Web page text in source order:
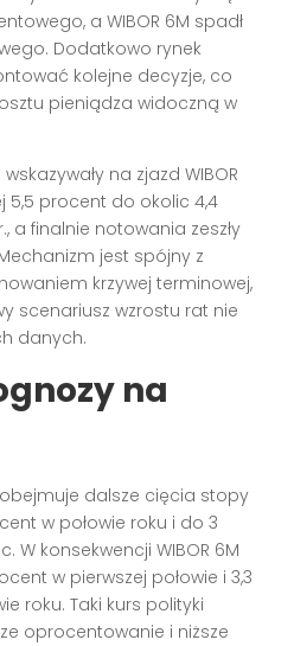
a WIBOR 6M spadł
Dodatkowo rynek
kolejne decyzje, co
pieniądza widoczną w
na zjazd WIBOR
5,5 procent do okolic 4,4
a finalnie notowania zeszły
jest spójny z
krzywej terminowej,
scenariusz wzrostu rat nie
danych.
na
dalsze cięcia stopy
w połowie roku i do 3
konsekwencji WIBOR 6M
w pierwszej połowie i 3,3
roku. Taki kurs polityki
oprocentowanie i niższe